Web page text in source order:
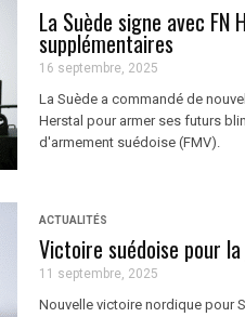
La Suède signe avec
supplémentaires
16 septembre, 2025
La Suède a commandé de
Herstal pour armer ses futurs
d'armement suédoise (FMV).
ACTUALITÉS
Victoire suédoise pour
11 septembre, 2025
Nouvelle victoire nordique pour